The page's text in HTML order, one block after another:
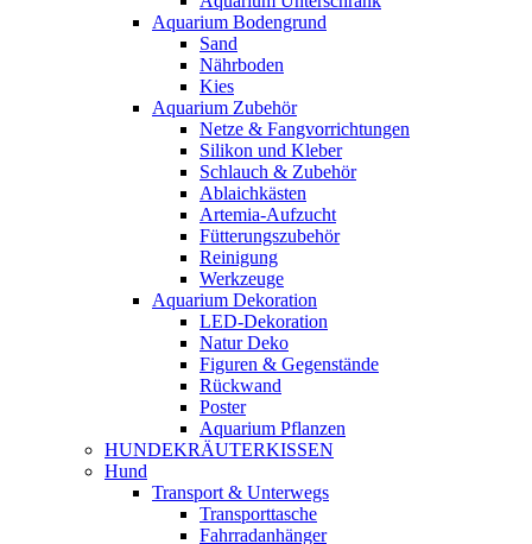
Aquarium Bodengrund
Sand
Nährboden
Kies
Aquarium Zubehör
Netze & Fangvorrichtungen
Silikon und Kleber
Schlauch & Zubehör
Ablaichkästen
Artemia-Aufzucht
Fütterungszubehör
Reinigung
Werkzeuge
Aquarium Dekoration
LED-Dekoration
Natur Deko
Figuren & Gegenstände
Rückwand
Poster
Aquarium Pflanzen
HUNDEKRÄUTERKISSEN
Hund
Transport & Unterwegs
Transporttasche
Fahrradanhänger